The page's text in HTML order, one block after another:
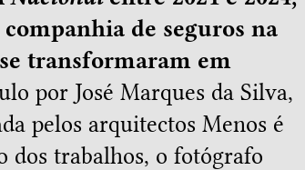
de seguros na
transformaram em
por José Marques da Silva,
pelos arquitectos Menos é
dos trabalhos, o fotógrafo